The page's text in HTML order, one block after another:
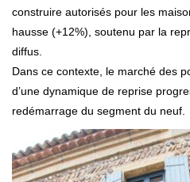
construire autorisés pour les
hausse (+12%), soutenu par la
diffus.
Dans ce contexte, le marché des
d’une dynamique de reprise
redémarrage du segment du neuf.